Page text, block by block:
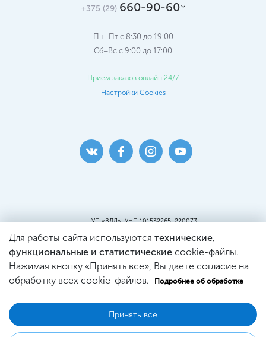
+375 (29) 660-90-60
Пн–Пт с 8:30 до 19:00
Сб–Вс c 9:00 до 17:00
Прием заказов онлайн 24/7
Настройки Cookies
УП «ВДЛ», УНП 101532265, 220073
Пункт самовывоза:
г. Минск, ул. Кальварийская, 25, пом. 220
Минским Горисполкомом.
Регистрация в Торговом реестре
№444353 от 21.03.2019г.
Для работы сайта используются технические,
функциональные и статистические cookie-файлы.
Нажимая кнопку «Принять все», Вы даете согласие на
обработку всех cookie-файлов.
Подробнее об обработке
Принять все